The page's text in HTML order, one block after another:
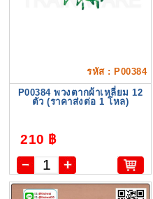
รหัส : P00384
P00384 พวงตากผ้าเหลี่ยม 12
ตัว (ราคาส่งต่อ 1 โหล)
210 ฿